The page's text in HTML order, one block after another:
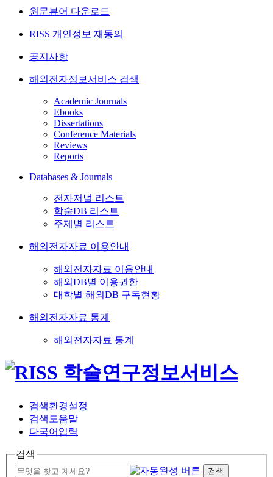
원문뷰어 다운로드
RISS 개인정보 재동의
공지사항
해외전자정보서비스 검색
Academic Journals
Ebooks
Dissertations
Conference Materials
Reviews
Reports
Databases & Journals
전자저널 리스트
학술DB 리스트
주제별 리스트
해외전자자료 이용안내
해외전자자료 이용안내
해외DB별 이용권한
대학별 해외DB 구독현황
해외전자자료 통계
해외전자자료 통계
검색환경설정
검색도움말
다국어입력
검색
검색